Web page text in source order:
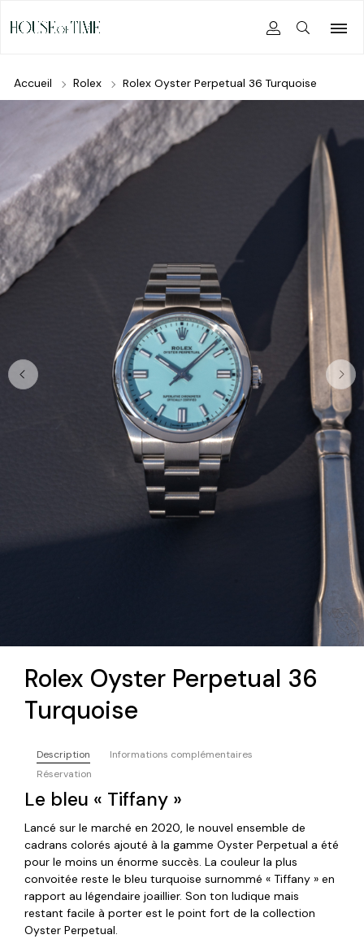
Accueil Rolex Rolex Oyster Perpetual 36 Turquoise
Rolex Oyster Perpetual 36
Turquoise
Description
Informations complémentaires
Réservation
Le bleu « Tiffany »
Lancé sur le marché en 2020, le nouvel ensemble de
cadrans colorés ajouté à la gamme Oyster Perpetual a été
pour le moins un énorme succès. La couleur la plus
convoitée reste le bleu turquoise surnommé « Tiffany » en
rapport au légendaire joaillier. Son ton ludique mais
restant facile à porter est le point fort de la collection
Oyster Perpetual.